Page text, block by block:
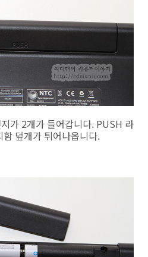
가 2개가 들어갑니다. PUSH 라
덮개가 튀어나옵니다.